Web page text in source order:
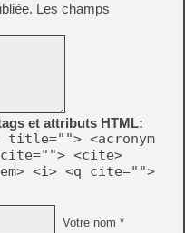
Les champs
et attributs HTML:
<acronym
<cite>
<i> <q cite="">
Votre nom *